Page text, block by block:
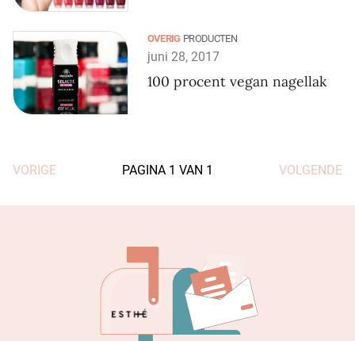
OVERIG PRODUCTEN
juni 28, 2017
100 procent vegan nagellak
VORIGE PAGINA 1 VAN 1 VOLGENDE